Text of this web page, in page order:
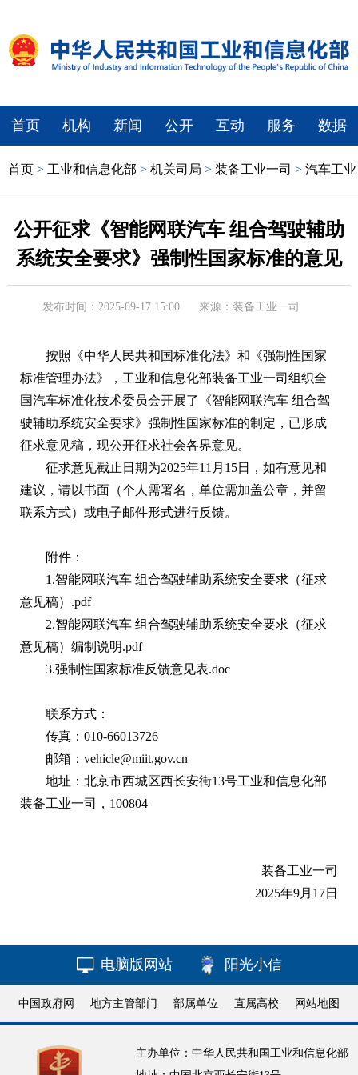
首页 机构 新闻 公开 互动 服务 数据
首页 > 工业和信息化部 > 机关司局 > 装备工业一司 > 汽车工业
公开征求《智能网联汽车 组合驾驶辅助
系统安全要求》强制性国家标准的意见
发布时间：2025-09-17 15:00 来源：装备工业一司
按照《中华人民共和国标准化法》和《强制性国家
标准管理办法》，工业和信息化部装备工业一司组织全
国汽车标准化技术委员会开展了《智能网联汽车 组合驾
驶辅助系统安全要求》强制性国家标准的制定，已形成
征求意见稿，现公开征求社会各界意见。
征求意见截止日期为2025年11月15日，如有意见和
建议，请以书面（个人需署名，单位需加盖公章，并留
联系方式）或电子邮件形式进行反馈。
附件：
1.智能网联汽车 组合驾驶辅助系统安全要求（征求
意见稿）.pdf
2.智能网联汽车 组合驾驶辅助系统安全要求（征求
意见稿）编制说明.pdf
3.强制性国家标准反馈意见表.doc
联系方式：
传真：010-66013726
邮箱：vehicle@miit.gov.cn
地址：北京市西城区西长安街13号工业和信息化部
装备工业一司，100804
装备工业一司
2025年9月17日
电脑版网站 阳光小信
中国政府网 地方主管部门 部属单位 直属高校 网站地图
主办单位：中华人民共和国工业和信息化部